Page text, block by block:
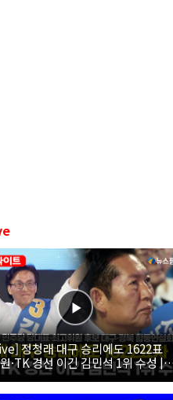
정청래 대구 승리에도 1622표
·TK 경선 이긴 김민석 1위 수성 |
더불어민주당 당대표·최고위원 후
경북 합동연설회